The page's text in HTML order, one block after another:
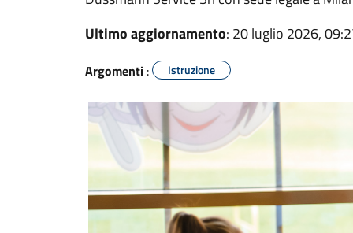
Ultimo aggiornamento: 20 luglio 2026,
Argomenti : Istruzione